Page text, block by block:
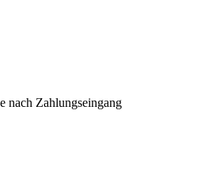
nach Zahlungseingang